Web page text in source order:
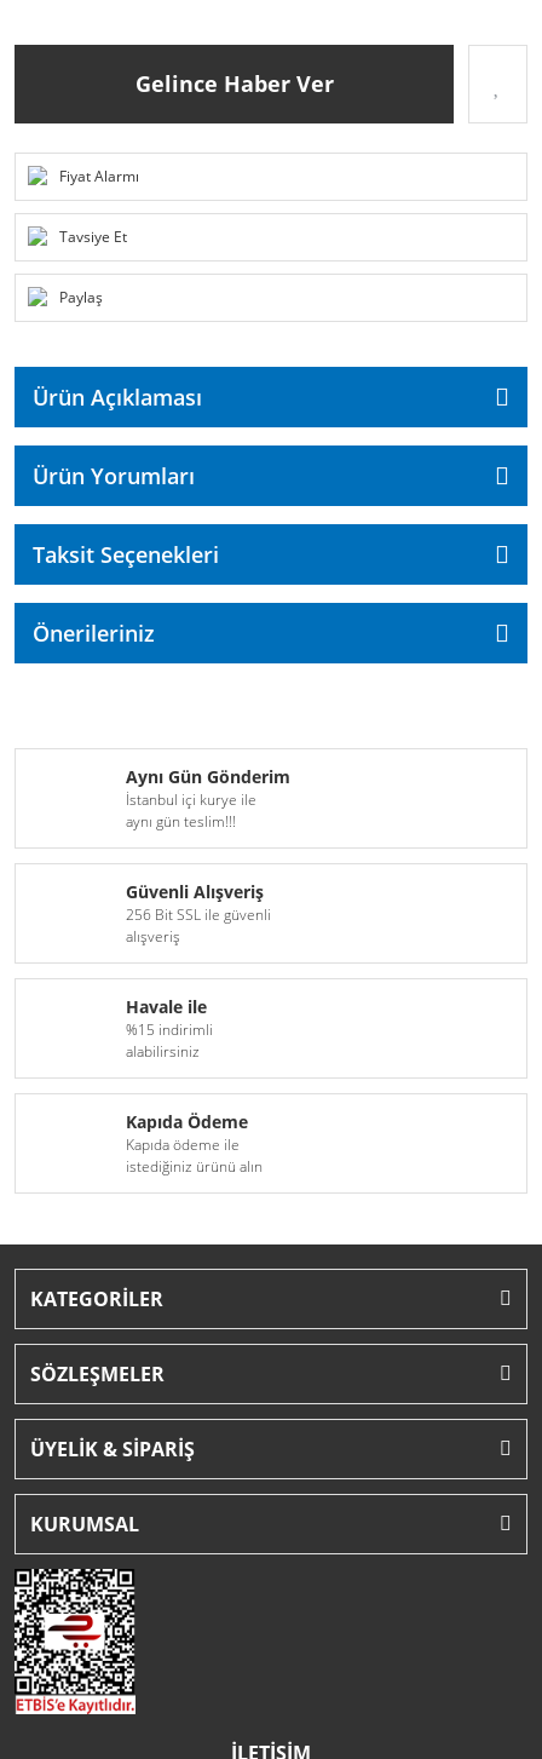
Gelince Haber Ver
Fiyat Alarmı
Tavsiye Et
Paylaş
Ürün Açıklaması
Ürün Yorumları
Taksit Seçenekleri
Önerileriniz
Aynı Gün Gönderim
İstanbul içi kurye ile
aynı gün teslim!!!
Güvenli Alışveriş
256 Bit SSL ile güvenli
alışveriş
Havale ile
%15 indirimli
alabilirsiniz
Kapıda Ödeme
Kapıda ödeme ile
istediğiniz ürünü alın
KATEGORİLER
SÖZLEŞMELER
ÜYELİK & SİPARİŞ
KURUMSAL
İLETİŞİM